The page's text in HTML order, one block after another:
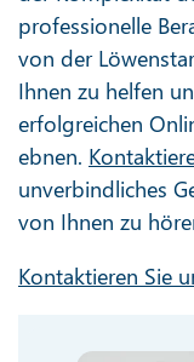
professionelle
von der
Ihnen zu helfen
erfolgreichen
ebnen.
unverbindliches
von Ihnen zu
Kontaktieren Sie